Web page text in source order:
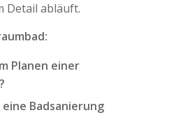
Detail abläuft.
Planen einer
Badsanierung